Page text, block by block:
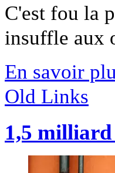
C'est fou la
insuffle aux
En savoir
Old Links
1,5 milliard